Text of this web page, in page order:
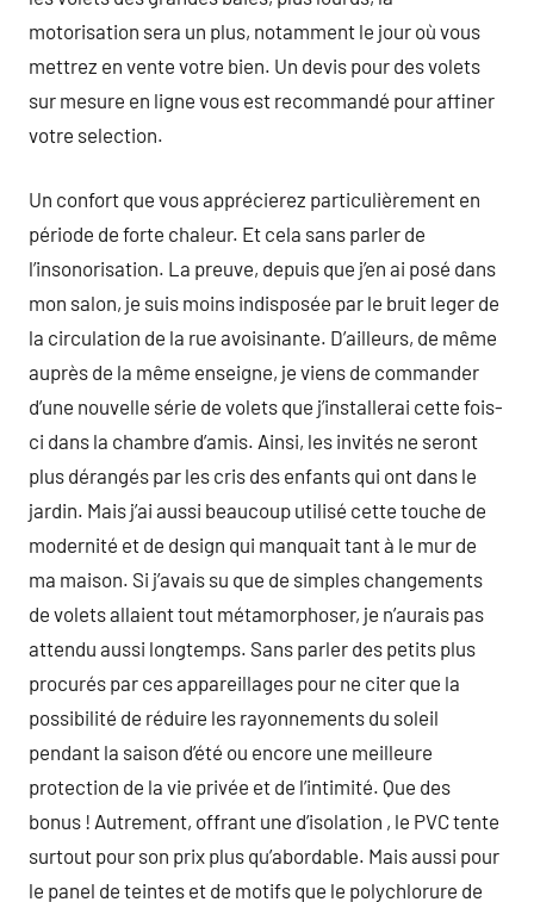
motorisation sera un plus, notamment le jour où vous
mettrez en vente votre bien. Un devis pour des volets
sur mesure en ligne vous est recommandé pour affiner
votre selection.
Un confort que vous apprécierez particulièrement en
période de forte chaleur. Et cela sans parler de
l’insonorisation. La preuve, depuis que j’en ai posé dans
mon salon, je suis moins indisposée par le bruit leger de
la circulation de la rue avoisinante. D’ailleurs, de même
auprès de la même enseigne, je viens de commander
d’une nouvelle série de volets que j’installerai cette fois-
ci dans la chambre d’amis. Ainsi, les invités ne seront
plus dérangés par les cris des enfants qui ont dans le
jardin. Mais j’ai aussi beaucoup utilisé cette touche de
modernité et de design qui manquait tant à le mur de
ma maison. Si j’avais su que de simples changements
de volets allaient tout métamorphoser, je n’aurais pas
attendu aussi longtemps. Sans parler des petits plus
procurés par ces appareillages pour ne citer que la
possibilité de réduire les rayonnements du soleil
pendant la saison d’été ou encore une meilleure
protection de la vie privée et de l’intimité. Que des
bonus ! Autrement, offrant une d’isolation , le PVC tente
surtout pour son prix plus qu’abordable. Mais aussi pour
le panel de teintes et de motifs que le polychlorure de